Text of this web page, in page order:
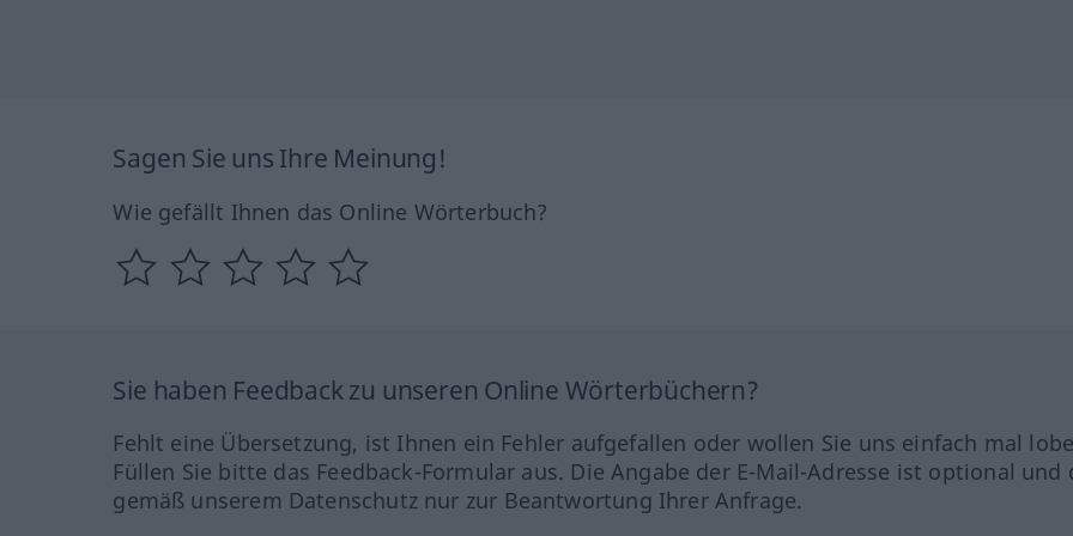
Sagen Sie uns Ihre Meinung!
Wie gefällt Ihnen das Online Wörterbuch?
Sie haben Feedback zu unseren Online Wörterbüchern?
Fehlt eine Übersetzung, ist Ihnen ein Fehler aufgefallen oder wollen Sie uns einfach mal
Füllen Sie bitte das Feedback-Formular aus. Die Angabe der E-Mail-Adresse ist optional und
gemäß unserem Datenschutz nur zur Beantwortung Ihrer Anfrage.